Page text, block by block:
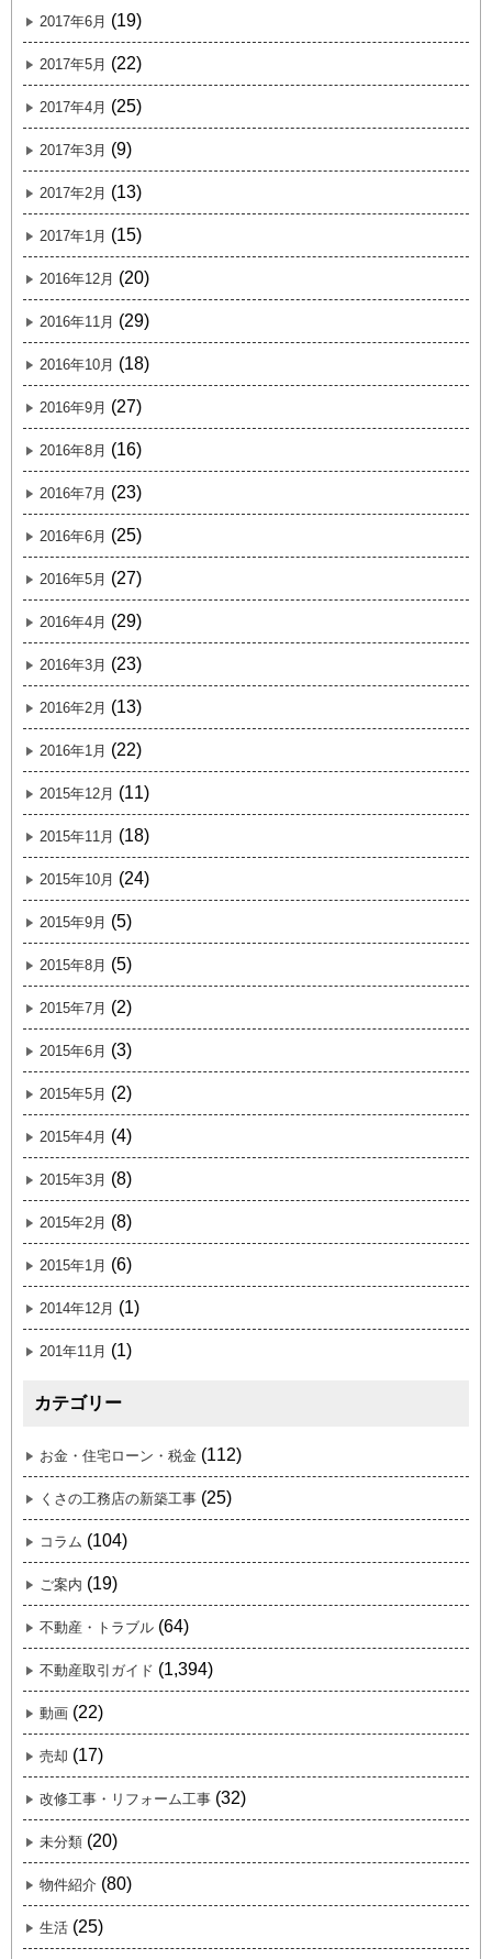
2017年6月 (19)
2017年5月 (22)
2017年4月 (25)
2017年3月 (9)
2017年2月 (13)
2017年1月 (15)
2016年12月 (20)
2016年11月 (29)
2016年10月 (18)
2016年9月 (27)
2016年8月 (16)
2016年7月 (23)
2016年6月 (25)
2016年5月 (27)
2016年4月 (29)
2016年3月 (23)
2016年2月 (13)
2016年1月 (22)
2015年12月 (11)
2015年11月 (18)
2015年10月 (24)
2015年9月 (5)
2015年8月 (5)
2015年7月 (2)
2015年6月 (3)
2015年5月 (2)
2015年4月 (4)
2015年3月 (8)
2015年2月 (8)
2015年1月 (6)
2014年12月 (1)
201年11月 (1)
カテゴリー
お金・住宅ローン・税金 (112)
くさの工務店の新築工事 (25)
コラム (104)
ご案内 (19)
不動産・トラブル (64)
不動産取引ガイド (1,394)
動画 (22)
売却 (17)
改修工事・リフォーム工事 (32)
未分類 (20)
物件紹介 (80)
生活 (25)